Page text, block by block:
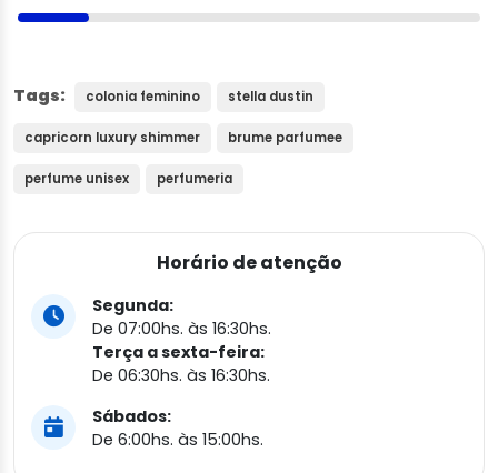
Tags: colonia feminino stella dustin
capricorn luxury shimmer brume parfumee
perfume unisex perfumeria
Horário de atenção
Segunda:
De 07:00hs. às 16:30hs.
Terça a sexta-feira:
De 06:30hs. às 16:30hs.
Sábados:
De 6:00hs. às 15:00hs.